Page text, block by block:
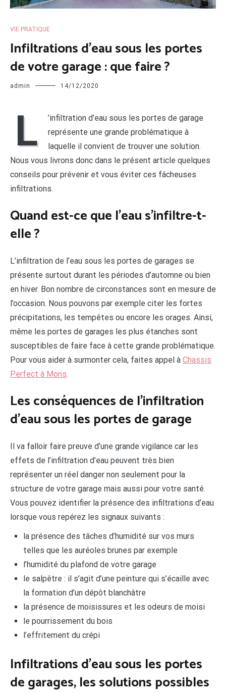
VIE PRATIQUE
Infiltrations d’eau sous les portes
de votre garage : que faire ?
admin 14/12/2020
L
’infiltration d’eau sous les portes de garage
représente une grande problématique à
laquelle il convient de trouver une solution.
Nous vous livrons donc dans le présent article quelques
conseils pour prévenir et vous éviter ces fâcheuses
infiltrations.
Quand est-ce que l’eau s’infiltre-t-
elle ?
L’infiltration de l’eau sous les portes de garages se
présente surtout durant les périodes d’automne ou bien
en hiver. Bon nombre de circonstances sont en mesure de
l’occasion. Nous pouvons par exemple citer les fortes
précipitations, les tempêtes ou encore les orages. Ainsi,
même les portes de garages les plus étanches sont
susceptibles de faire face à cette grande problématique.
Pour vous aider à surmonter cela, faites appel à Chassis
Perfect à Mons.
Les conséquences de l’infiltration
d’eau sous les portes de garage
Il va falloir faire preuve d’une grande vigilance car les
effets de l’infiltration d’eau peuvent très bien
représenter un réel danger non seulement pour la
structure de votre garage mais aussi pour votre santé.
Vous pouvez identifier la présence des infiltrations d’eau
lorsque vous repérez les signaux suivants :
la présence des tâches d’humidité sur vos murs
telles que les auréoles brunes par exemple
l’humidité du plafond de votre garage
le salpêtre : il s’agit d’une peinture qui s’écaille avec
la formation d’un dépôt blanchâtre
la présence de moisissures et les odeurs de moisi
le pourrissement du bois
l’effritement du crépi
Infiltrations d’eau sous les portes
de garages, les solutions possibles